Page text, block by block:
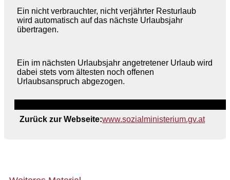
Ein nicht verbrauchter, nicht verjährter Resturlaub
wird automatisch auf das nächste Urlaubsjahr
übertragen.
Ein im nächsten Urlaubsjahr angetretener Urlaub wird
dabei stets vom ältesten noch offenen
Urlaubsanspruch abgezogen.
Zurück zur Webseite:www.sozialministerium.gv.at